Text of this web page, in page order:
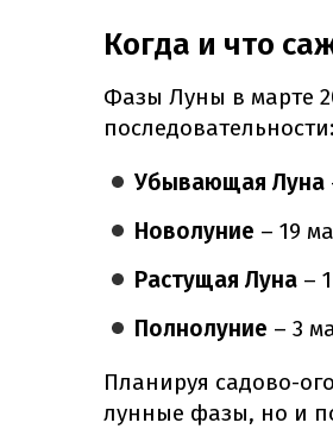
Когда и что
Фазы Луны в марте
последовательности:
Убывающая Луна
Новолуние – 19
Растущая Луна –
Полнолуние – 3
Планируя садово-
лунные фазы, но и